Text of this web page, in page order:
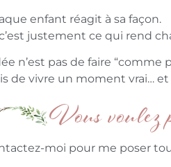
enfant réagit à sa façon.
justement ce qui rend
n’est pas de faire “comme
de vivre un moment vrai…
Vous voulez
moi pour me poser